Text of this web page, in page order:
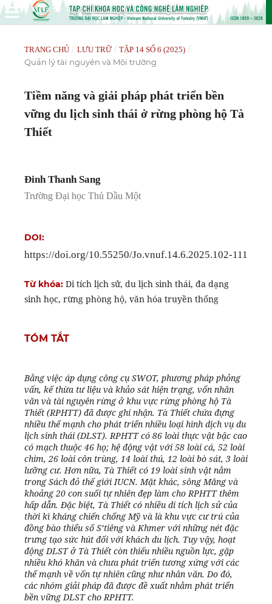
TRANG CHỦ / LƯU TRỮ / TẬP 14 SỐ 6 (2025) /
Quản lý tài nguyên và Môi trường
Tiềm năng và giải pháp phát triển bền
vững du lịch sinh thái ở rừng phòng hộ Tà
Thiết
Đinh Thanh Sang
Trường Đại học Thủ Dầu Một
DOI:
https://doi.org/10.55250/Jo.vnuf.14.6.2025.102-111
Từ khóa: Di tích lịch sử, du lịch sinh thái, đa dạng
sinh học, rừng phòng hộ, văn hóa truyền thống
TÓM TẮT
Bằng việc áp dụng công cụ SWOT, phương pháp phỏng
vấn, kế thừa tư liệu và khảo sát hiện trạng, vốn nhân
văn và tài nguyên rừng ở khu vực rừng phòng hộ Tà
Thiết (RPHTT) đã được ghi nhận. Tà Thiết chứa đựng
nhiều thế mạnh cho phát triển nhiều loại hình dịch vụ du
lịch sinh thái (DLST). RPHTT có 86 loài thực vật bậc cao
có mạch thuộc 46 họ; hệ động vật với 58 loài cá, 52 loài
chim, 26 loài côn trùng, 14 loài thú, 12 loài bò sát, 3 loài
lưỡng cư. Hơn nữa, Tà Thiết có 19 loài sinh vật nằm
trong Sách đỏ thế giới IUCN. Mặt khác, sông Măng và
khoảng 20 con suối tự nhiên đẹp làm cho RPHTT thêm
hấp dẫn. Đặc biệt, Tà Thiết có nhiều di tích lịch sử của
thời kì kháng chiến chống Mỹ và là khu vực cư trú của
đồng bào thiểu số S’tiêng và Khmer với những nét đặc
trưng tạo sức hút đối với khách du lịch. Tuy vậy, hoạt
động DLST ở Tà Thiết còn thiếu nhiều nguồn lực, gặp
nhiều khó khăn và chưa phát triển tương xứng với các
thế mạnh về vốn tự nhiên cũng như nhân văn. Do đó,
các nhóm giải pháp đã được đề xuất nhằm phát triển
bền vững DLST cho RPHTT.